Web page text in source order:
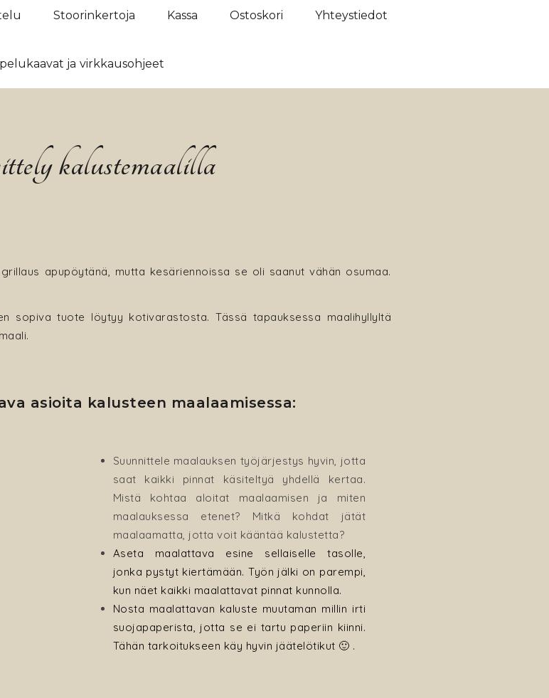
Stoorinkertoja Kassa Ostoskori Yhteystiedot
ja virkkausohjeet
kalustemaalilla
apupöytänä, mutta kesäriennoissa se oli saanut vähän osumaa.
sopiva tuote löytyy kotivarastosta. Tässä tapauksessa maalihyllyltä
asioita kalusteen maalaamisessa:
Suunnittele maalauksen työjärjestys hyvin, jotta
saat kaikki pinnat käsiteltyä yhdellä kertaa.
Mistä kohtaa aloitat maalaamisen ja miten
maalauksessa etenet? Mitkä kohdat jätät
maalaamatta, jotta voit kääntää kalustetta?
Aseta maalattava esine sellaiselle tasolle,
jonka pystyt kiertämään. Työn jälki on parempi,
kun näet kaikki maalattavat pinnat kunnolla.
Nosta maalattavan kaluste muutaman millin irti
suojapaperista, jotta se ei tartu paperiin kiinni.
Tähän tarkoitukseen käy hyvin jäätelötikut 🙂 .